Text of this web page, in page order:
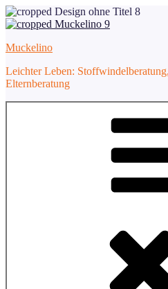
Zum
Inhalt
Muckelino
Leichter Leben:
Elternberatung